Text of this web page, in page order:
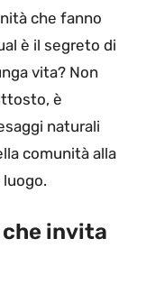
che fanno
è il segreto di
vita? Non
è
naturali
comunità alla
invita